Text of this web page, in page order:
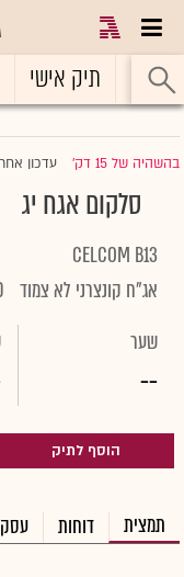
ראשי תיק אישי
בהשהיה של 15 דק' |עדכון
סלקום אגח יג
CELCOM B13
אג"ח קונצרני לא צמוד
שער
--
הוסף לתיק
תמצית דוחות